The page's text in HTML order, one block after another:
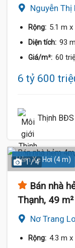
Nguyễn Thị
Rộng: 5.1 m x
Diện tích: 93
Giá/m²: 60
6 tỷ 600
Thịnh BĐS
Hẻm Xe Hơi (4 m)
1 / 4
Bán nhà
Thạnh, 49
Nơ Trang
Rộng: 4.3 m x